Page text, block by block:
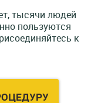
тысячи людей
пользуются
к